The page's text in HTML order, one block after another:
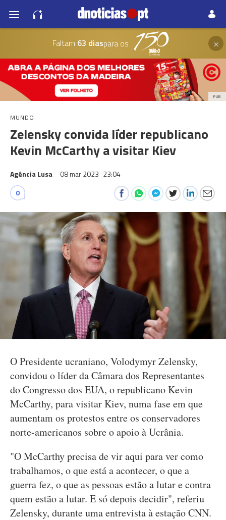
Faltam 63 diaspara os ×
PUB
MUNDO
Zelensky convida líder republicano
Kevin McCarthy a visitar Kiev
Agência Lusa 08 mar 2023 23:04
0
O Presidente ucraniano, Volodymyr Zelensky,
convidou o líder da Câmara dos Representantes
do Congresso dos EUA, o republicano Kevin
McCarthy, para visitar Kiev, numa fase em que
aumentam os protestos entre os conservadores
norte-americanos sobre o apoio à Ucrânia.
"O McCarthy precisa de vir aqui para ver como
trabalhamos, o que está a acontecer, o que a
guerra fez, o que as pessoas estão a lutar e contra
quem estão a lutar. E só depois decidir", referiu
Zelensky, durante uma entrevista à estação CNN.